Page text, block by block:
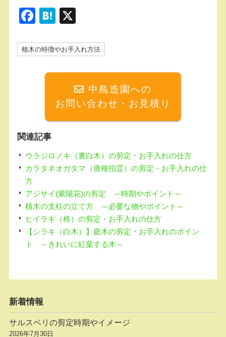
F
c
k
H
e
植木の特徴やお手入れ方法
中島造園への
お問い合わせ・お見積り
関連記事
ウラジロノキ（裏白木）の剪定・お手入れの仕方
カラタネオガタマ（唐種招霊）の剪定・お手入れの仕
方
アジサイ(紫陽花)の剪定 ～時期やポイント～
植木の支柱の立て方 ～必要な物やポイント～
ヒイラギ（柊）の剪定・お手入れの仕方
【シラキ（白木）】庭木の剪定・お手入れのポイン
ト ～きれいに紅葉する木～
新着情報
サルスベリの剪定時期やイメージ
2026年7月30日